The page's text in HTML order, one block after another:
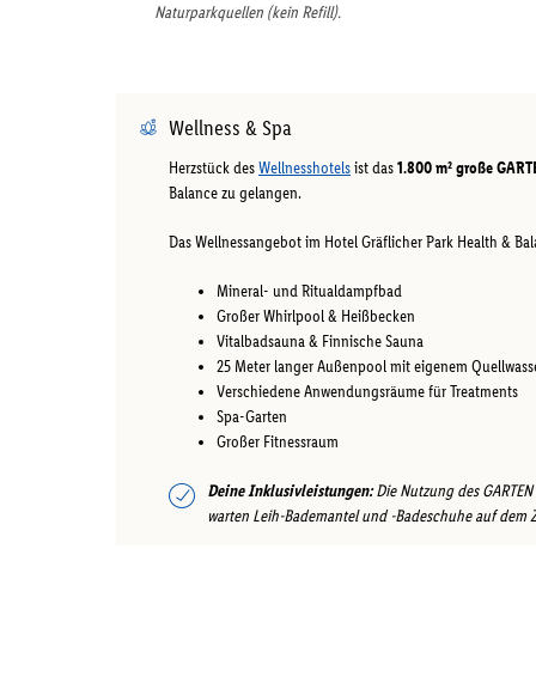
Naturparkquellen (kein Refill).
Wellness & Spa
Herzstück desWellnesshotelsist das1.800 m² große
Balance zu gelangen.
Das Wellnessangebot im Hotel Gräflicher Park Health &
Mineral- und Ritualdampfbad
Großer Whirlpool & Heißbecken
Vitalbadsauna & Finnische Sauna
25 Meter langer Außenpool mit eigenem
Verschiedene Anwendungsräume für Treatments
Spa-Garten
Großer Fitnessraum
Deine Inklusivleistungen:Die Nutzung des
warten Leih-Bademantel und -Badeschuhe auf dem